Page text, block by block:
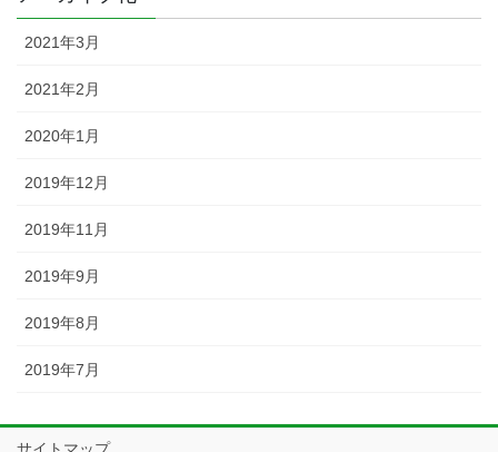
2021年3月
2021年2月
2020年1月
2019年12月
2019年11月
2019年9月
2019年8月
2019年7月